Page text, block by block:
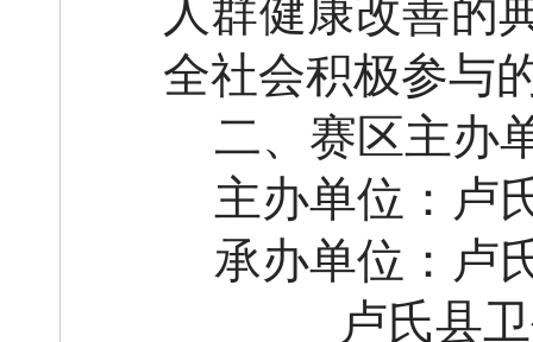
人群健康改善的
全社会积极参与
二、赛区主办
主办单位 ：卢
承办单位： 卢
卢氏县